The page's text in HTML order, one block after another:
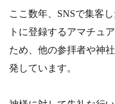
ここ数年、SNSで集客
トに登録するアマチュ
ため、他の参拝者や神
発しています。